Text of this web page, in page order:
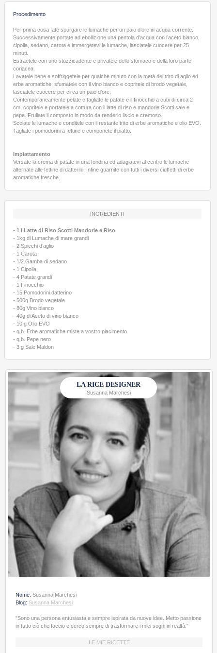
Procedimento
Per prima cosa fate spurgare le lumache per un paio d’ore in acqua corrente.
Successivamente portate ad ebollizione una pentola d’acqua con l’aceto bianco,
cipolla, sedano, carota e immergetevi le lumache, lasciatele cuocere per 25
minuti.
Estraetele con uno stuzzicadente e privatele dello stomaco e della loro parte
coriacea.
Lavatele bene e soffriggetele per qualche minuto con la metà del trito di aglio ed
erbe aromatiche, sfumatele con il vino bianco e copritele di brodo vegetale,
lasciatele cuocere per circa un paio d'ore.
Contemporaneamente pelate e tagliate le patate e il finocchio a cubi di circa 2
cm, copritele e portatele a cottura con il latte di riso e mandorle Scotti sale e
pepe. Frullate il composto in modo da renderlo liscio e cremoso.
Scolate le lumache e conditele con il restante trito di erbe aromatiche e olio EVO.
Tagliate i pomodorini a fettine e componete il piatto.
Impiattamento
Versate la crema di patate in una fondina ed adagiatevi al centro le lumache
alternate alle fettine di datterini. Infine guarnite con tutti i diversi ciuffetti di erbe
aromatiche fresche.
INGREDIENTI
- 1 l Latte di Riso Scotti Mandorle e Riso
- 1kg di Lumache di mare grandi
- 2 Spicchi d’aglio
- 1 Carota
- 1/2 Gamba di sedano
- 1 Cipolla
- 4 Patate grandi
- 1 Finocchio
- 15 Pomodorini datterino
- 500g Brodo vegetale
- 80g Vino bianco
- 40g di Aceto di vino bianco
- 10 g Olio EVO
- q.b. Erbe aromatiche miste a vostro piacimento
- q.b. Pepe nero
- 3 g Sale Maldon
LA RICE DESIGNER
Susanna Marchesi
Nome:Susanna Marchesi
Blog: Susanna Marchesi
"Sono una persona entusiasta e sempre ispirata da nuove idee. Metto passione
in tutto ciò che faccio e cerco sempre di trasformare i miei sogni in realtà."
LE MIE RICETTE